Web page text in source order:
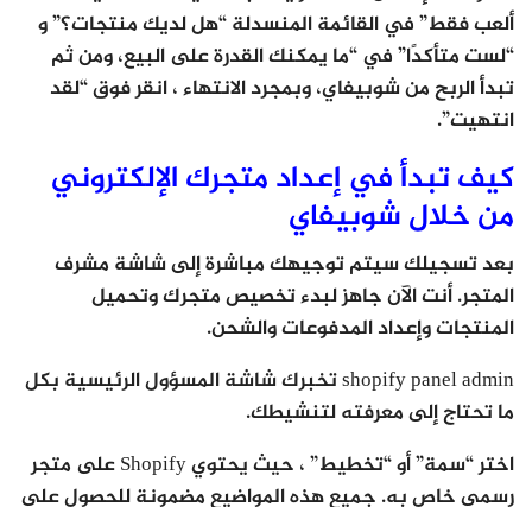
ألعب فقط” في القائمة المنسدلة “هل لديك منتجات؟” و
“لست متأكدًا” في “ما يمكنك القدرة على البيع، ومن ثم
تبدأ الربح من شوبيفاي، وبمجرد الانتهاء ، انقر فوق “لقد
انتهيت”.
كيف تبدأ في إعداد متجرك الإلكتروني
من خلال شوبيفاي
بعد تسجيلك سيتم توجيهك مباشرة إلى شاشة مشرف
المتجر. أنت الآن جاهز لبدء تخصيص متجرك وتحميل
المنتجات وإعداد المدفوعات والشحن.
shopify panel admin تخبرك شاشة المسؤول الرئيسية بكل
ما تحتاج إلى معرفته لتنشيطك.
اختر “سمة” أو “تخطيط” ، حيث يحتوي Shopify على متجر
رسمي خاص به. جميع هذه المواضيع مضمونة للحصول على